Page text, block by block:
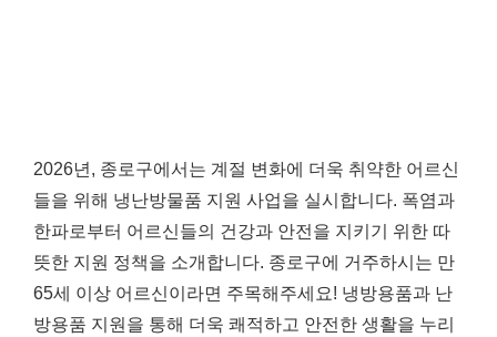
2026년, 종로구에서는 계절 변화에 더욱 취약한 어르신
들을 위해 냉난방물품 지원 사업을 실시합니다. 폭염과
한파로부터 어르신들의 건강과 안전을 지키기 위한 따
뜻한 지원 정책을 소개합니다. 종로구에 거주하시는 만
65세 이상 어르신이라면 주목해주세요! 냉방용품과 난
방용품 지원을 통해 더욱 쾌적하고 안전한 생활을 누리